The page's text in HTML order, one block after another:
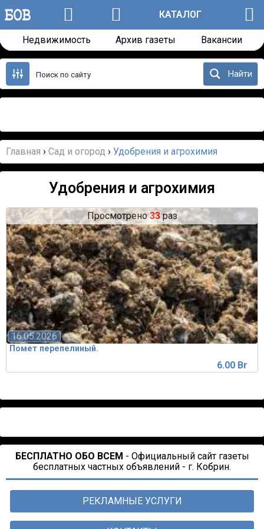
КАТАЛОГ
Недвижимость Архив газеты Вакансии
Перейти
содержанию
Найти
Главная › Сад и огород › Удобрения и агрохимия
Удобрения и агрохимия
16.05.2026
Помет перепелиный.
6.00 Br
Просмотрено33раз
БЕСПЛАТНО ОБО ВСЕМ - Официальный сайт газеты
бесплатных частных объявлений - г. Кобрин.
РЕКЛАМНЫЕ УСЛУГИ